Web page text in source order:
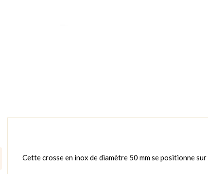
Cette crosse en inox de diamètre 50 mm se positionne